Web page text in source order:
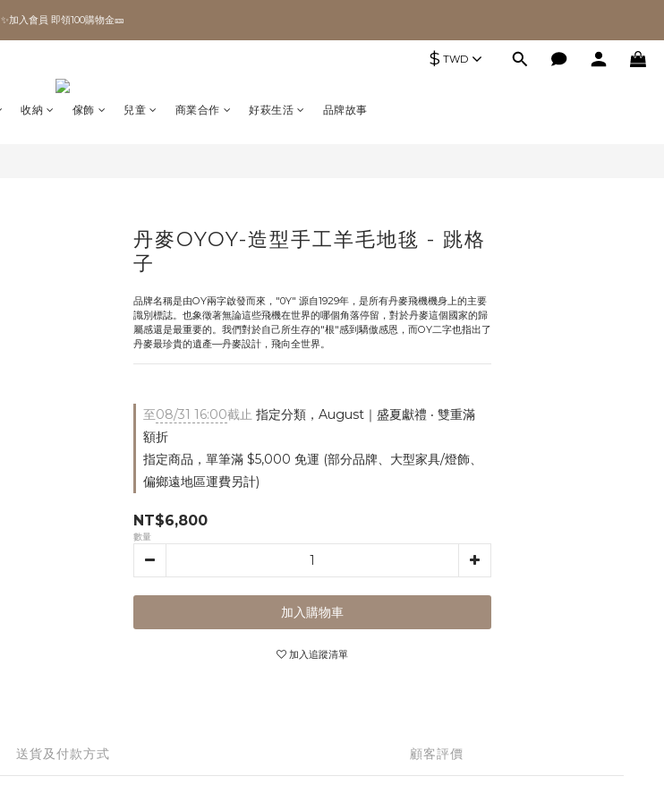
✨加入會員 即領100購物金🎫
✨加入會員 即領100購物金🎫
$ TWD
收納 傢飾 兒童 商業合作 好萩生活 品牌故事
丹麥OYOY-造型⼿⼯⽺⽑地毯 - 跳格
子
品牌名稱是由OY兩字啟發而來，"0Y" 源自1929年，是所有丹麥飛機機身上的主要
識別標誌。也象徵著無論這些飛機在世界的哪個角落停留，對於丹麥這個國家的歸
屬感還是最重要的。我們對於自己所生存的"根"感到驕傲感恩，而OY二字也指出了
丹麥最珍貴的遺產—丹麥設計，飛向全世界。
至08/31 16:00截止 指定分類，August｜盛夏獻禮 ‧ 雙重滿
額折
指定商品，單筆滿 $5,000 免運 (部分品牌、大型家具/燈飾、
偏鄉遠地區運費另計)
NT$6,800
數量
加入購物車
加入追蹤清單
送貨及付款方式 顧客評價